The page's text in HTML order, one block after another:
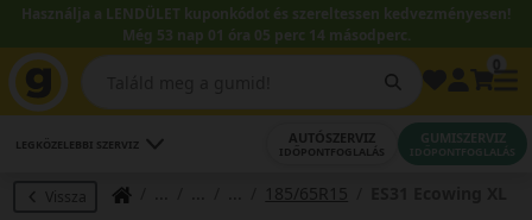
Használja a LENDÜLET kuponkódot és szereltessen kedvezményesen!
Még 53 nap 01 óra 05 perc 13 másodperc.
LEGKÖZELEBBI SZERVIZ AUTÓSZERVIZ
IDŐPONTFOGLALÁS
GUMISZERVIZ
IDŐPONTFOGLALÁS
Vissza 185/65R15